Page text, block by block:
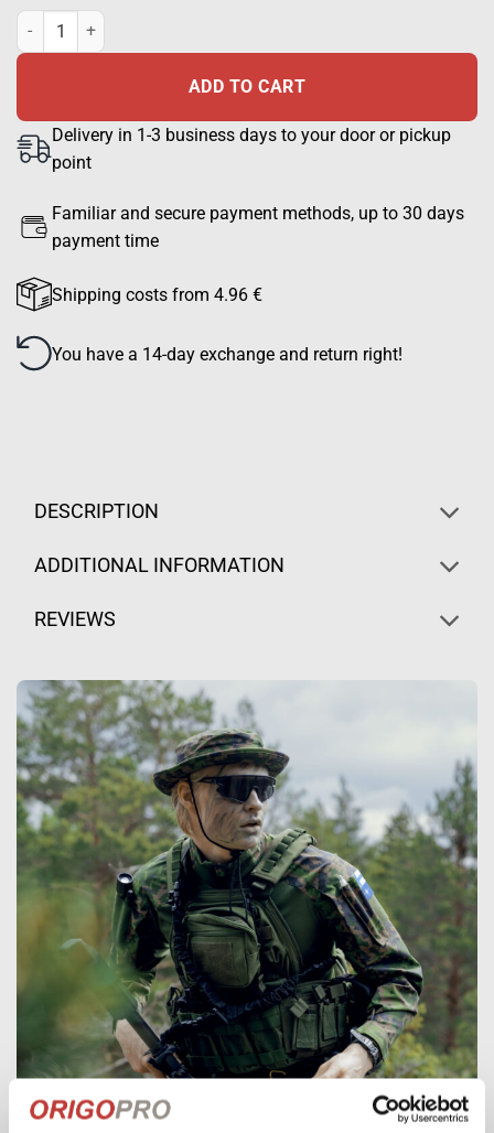
Hi-Vis vest EN 20471 lk 2, Yellow + Silver quantity
ADD TO CART
Delivery in 1-3 business days to your door or pickup
point
Familiar and secure payment methods, up to 30 days
payment time
Shipping costs from 4.96 €
You have a 14-day exchange and return right!
DESCRIPTION
ADDITIONAL INFORMATION
REVIEWS